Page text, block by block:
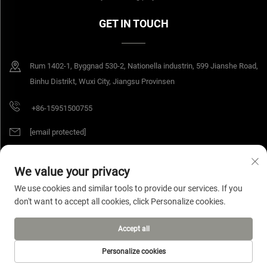
GET IN TOUCH
Rum 1402-1, Byggnad 530-2, Nationella industrin, 599 Jianshe Road,
Binhu Distrikt, Wuxi City, Jiangsu Provinsen
+86-15951500755
[email protected]
Copyright © 2025 Jiangsu Yangang Materials Co., Ltd. All rättigheter
förbehållna.
Privacy Policy
We value your privacy
We use cookies and similar tools to provide our services. If you
don't want to accept all cookies, click Personalize cookies.
Personalize cookies
Accept all